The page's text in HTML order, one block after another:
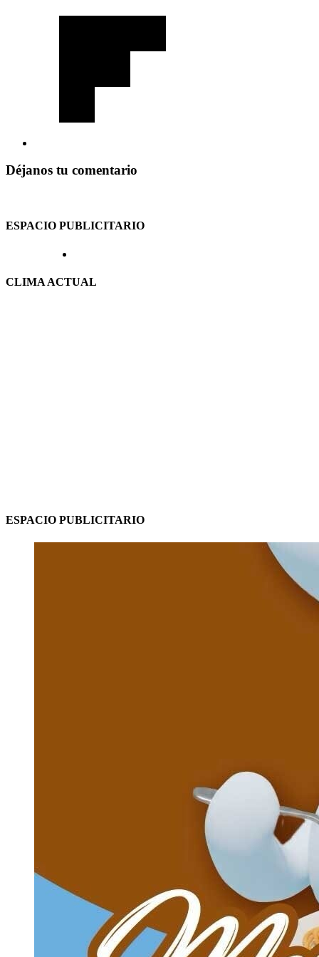
Déjanos tu comentario
ESPACIO PUBLICITARIO
CLIMA ACTUAL
ESPACIO PUBLICITARIO